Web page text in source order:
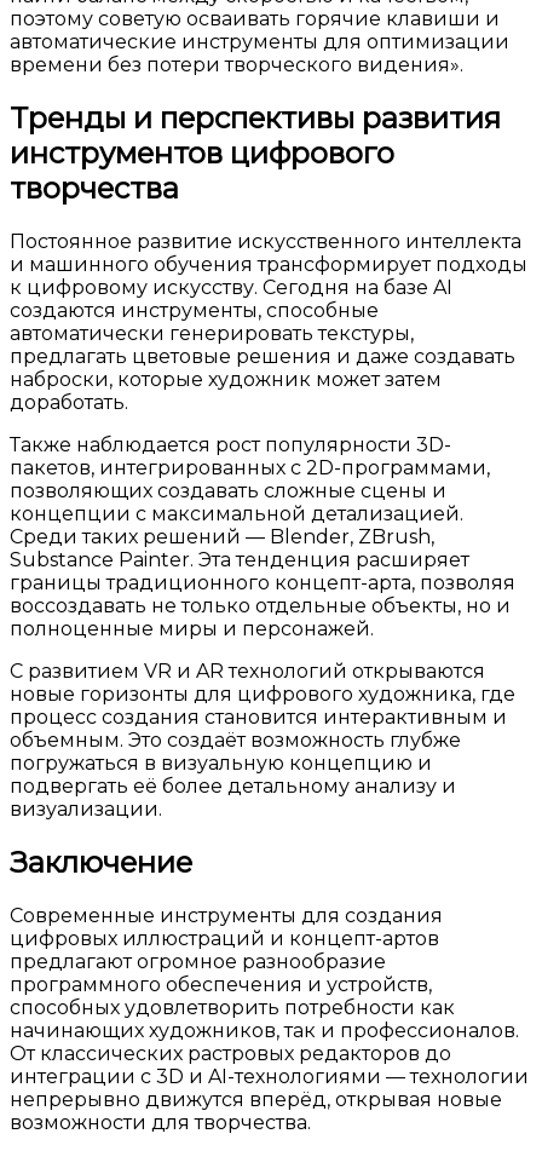
поэтому советую осваивать горячие клавиши и
автоматические инструменты для оптимизации
времени без потери творческого видения».
Тренды и перспективы развития
инструментов цифрового
творчества
Постоянное развитие искусственного интеллекта
и машинного обучения трансформирует подходы
к цифровому искусству. Сегодня на базе AI
создаются инструменты, способные
автоматически генерировать текстуры,
предлагать цветовые решения и даже создавать
наброски, которые художник может затем
доработать.
Также наблюдается рост популярности 3D-
пакетов, интегрированных с 2D-программами,
позволяющих создавать сложные сцены и
концепции с максимальной детализацией.
Среди таких решений — Blender, ZBrush,
Substance Painter. Эта тенденция расширяет
границы традиционного концепт-арта, позволяя
воссоздавать не только отдельные объекты, но и
полноценные миры и персонажей.
С развитием VR и AR технологий открываются
новые горизонты для цифрового художника, где
процесс создания становится интерактивным и
объемным. Это создаёт возможность глубже
погружаться в визуальную концепцию и
подвергать её более детальному анализу и
визуализации.
Заключение
Современные инструменты для создания
цифровых иллюстраций и концепт-артов
предлагают огромное разнообразие
программного обеспечения и устройств,
способных удовлетворить потребности как
начинающих художников, так и профессионалов.
От классических растровых редакторов до
интеграции с 3D и AI-технологиями — технологии
непрерывно движутся вперёд, открывая новые
возможности для творчества.